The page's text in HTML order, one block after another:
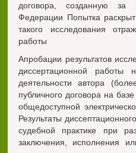
договора, созданную за
Федерации Попытка
такого исследования
работы
Апробации результатов
диссертационной работы
деятельности автора
публичного договора на
общедоступной
Результаты
судебной практике при
заключения, исполнения